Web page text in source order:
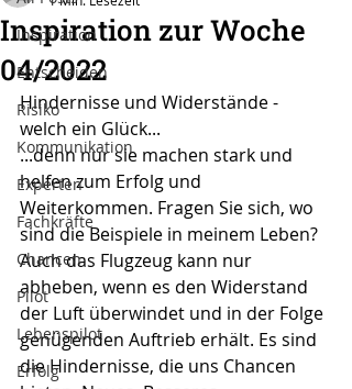
Inspiration
Entscheiden
Risiko
Kommunikation
Experten
Fachkräfte
Chancen
Pilot
Lebenspilot
Erfolg
Inspiration zur Woche
04/2022
Hindernisse und Widerstände -
welch ein Glück...
...denn nur sie machen stark und
helfen zum Erfolg und
Weiterkommen. Fragen Sie sich, wo
sind die Beispiele in meinem Leben?
Auch das Flugzeug kann nur
abheben, wenn es den Widerstand
der Luft überwindet und in der Folge
genügenden Auftrieb erhält. Es sind
die Hindernisse, die uns Chancen